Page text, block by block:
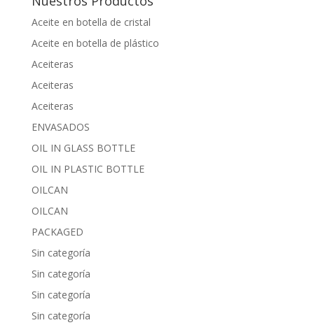
Aceite en botella de cristal
Aceite en botella de plástico
Aceiteras
Aceiteras
Aceiteras
ENVASADOS
OIL IN GLASS BOTTLE
OIL IN PLASTIC BOTTLE
OILCAN
OILCAN
PACKAGED
Sin categoría
Sin categoría
Sin categoría
Sin categoría